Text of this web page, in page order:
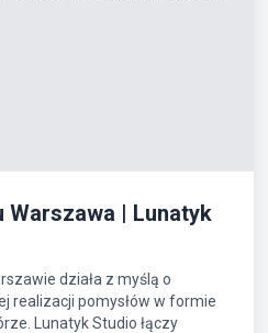
Warszawa | Lunatyk
działa z myślą o
realizacji pomysłów w formie
Lunatyk Studio łączy